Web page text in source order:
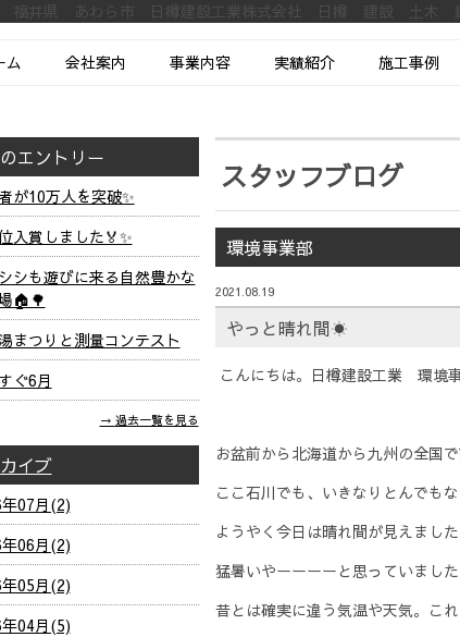
福井県 あわら市 日樽建設工業株式会社 日樽 建設
ム 会社案内 事業内容 実績紹介 施工事例
スタッフブログ
環境事業部
2021.08.19
やっと晴れ間☀
こんにちは。日樽建設工業 環境事
お盆前から北海道から九州の全国
ここ石川でも、いきなりとんでも
ようやく今日は晴れ間が見えまし
猛暑いやーーーーと思っていまし
昔とは確実に違う気温や天気。こ
エントリー
が10万人を突破✨
入賞しました🏅✨
シも遊びに来る自然豊かな
🏠🌳
まつりと測量コンテスト
ぐ6月
過去一覧を見る
イブ
07月(2)
06月(2)
05月(2)
04月(5)